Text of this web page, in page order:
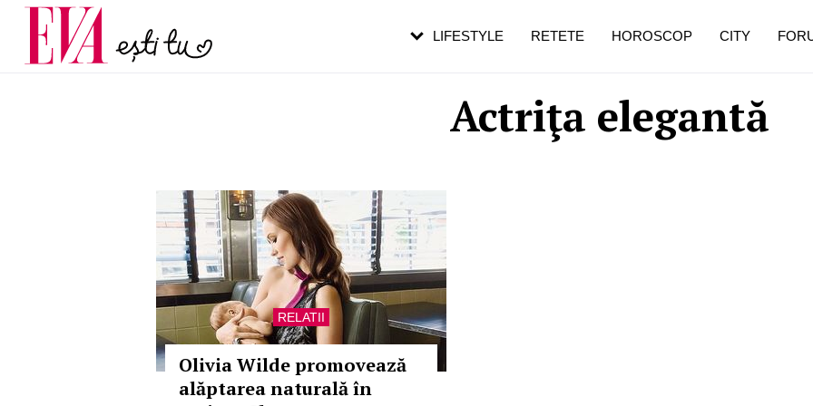
Actriţa elegantă
RELATII
Olivia Wilde promovează
alăptarea naturală în
LIFESTYLE RETETE HOROSCOP CITY
Carieră
Actualitate
pe măsură ce înaintezi în vârstă
de dureroasă este investigația